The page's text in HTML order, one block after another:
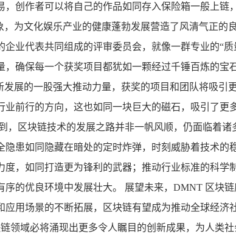
创作者可以将自己的作品如同存入保险箱一般上链
为文化娱乐产业的健康蓬勃发展营造了风清气正的
业代表共同组成的评审委员会，就像一群专业的“
确保每一个获奖项目都犹如一颗经过千锤百炼的
展的一股强大推动力量，获奖的项目和团队将吸引
前行的方向，这也如同一块巨大的磁石，吸引了更
区块链技术的发展之路并非一帆风顺，仍面临着
患如同隐藏在暗处的定时炸弹，时刻威胁着技术
，如同打造更为锋利的武器；推动行业标准的科学
的优良环境中发展壮大。 展望未来，DMNT 区块
用场景的不断拓展，区块链有望成为推动全球经济
域必将涌现出更多令人瞩目的创新成果，为人类